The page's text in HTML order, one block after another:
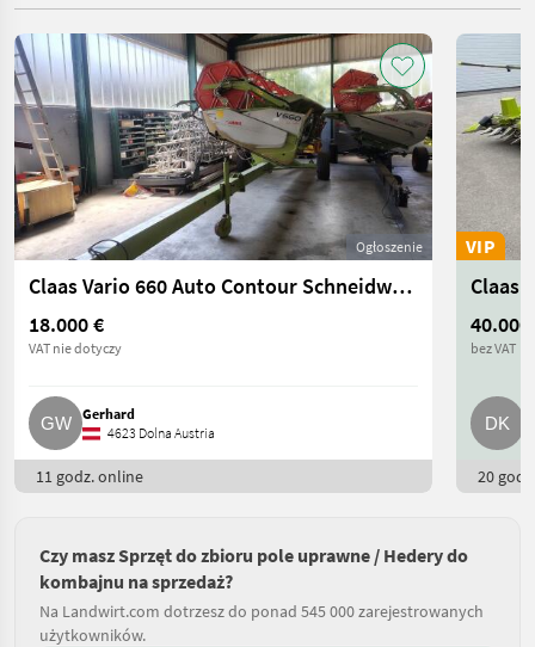
Ogłoszenie
Claas Vario 660 Auto Contour Schneidwerk V660
18.000 €
VAT nie dotyczy
Gerhard
4623 Dolna Austria
11 godz. online
VIP
Claas
40.000
bez VAT
20
Czy masz Sprzęt do zbioru pole uprawne / Hedery do
kombajnu na sprzedaż?
Na Landwirt.com dotrzesz do ponad 545 000 zarejestrowanych
użytkowników.